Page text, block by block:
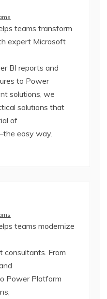
teams transform
expert Microsoft
BI reports and
to Power
solutions, we
solutions that
of
easy way.
teams modernize
From
Power Platform